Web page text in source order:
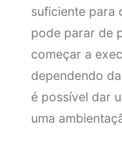
suficiente para
pode parar de
começar a
dependendo
é possível dar
uma